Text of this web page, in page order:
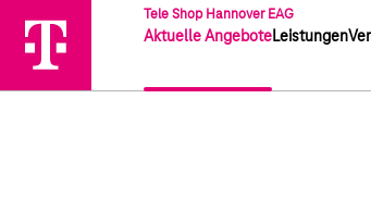
Tele Shop Hannover EAG
Aktuelle AngeboteLeistungen